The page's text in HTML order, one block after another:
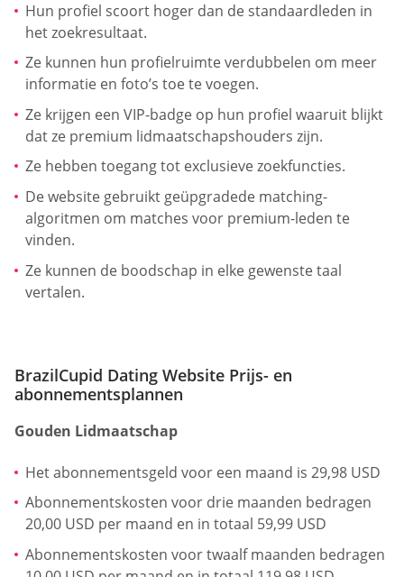
Hun profiel scoort hoger dan de standaardleden in
het zoekresultaat.
Ze kunnen hun profielruimte verdubbelen om meer
informatie en foto’s toe te voegen.
Ze krijgen een VIP-badge op hun profiel waaruit blijkt
dat ze premium lidmaatschapshouders zijn.
Ze hebben toegang tot exclusieve zoekfuncties.
De website gebruikt geüpgradede matching-
algoritmen om matches voor premium-leden te
vinden.
Ze kunnen de boodschap in elke gewenste taal
vertalen.
BrazilCupid Dating Website Prijs- en
abonnementsplannen
Gouden Lidmaatschap
Het abonnementsgeld voor een maand is 29,98 USD
Abonnementskosten voor drie maanden bedragen
20,00 USD per maand en in totaal 59,99 USD
Abonnementskosten voor twaalf maanden bedragen